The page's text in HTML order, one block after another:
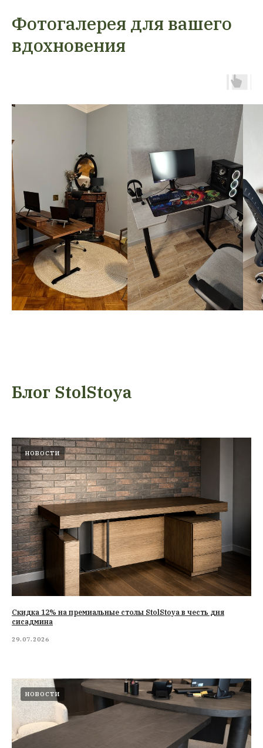
Фотогалерея для вашего
вдохновения
Блог StolStoya
НОВОСТИ
Cкидка 12% на премиальные столы StolStoya в честь дня
сисадмина
29.07.2026
НОВОСТИ